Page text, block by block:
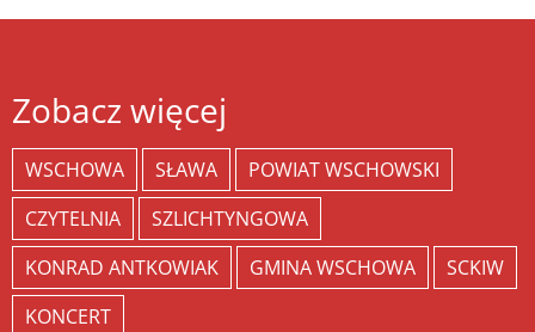
Zobacz więcej
WSCHOWA SŁAWA
POWIAT WSCHOWSKI
CZYTELNIA
SZLICHTYNGOWA
KONRAD ANTKOWIAK
GMINA WSCHOWA
SCKIW
KONCERT